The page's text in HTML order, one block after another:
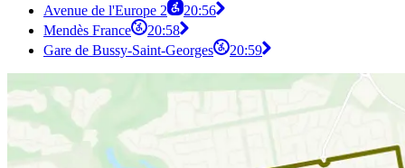
Avenue de l'Europe 2
20:56
Mendès France
20:58
Gare de Bussy-Saint-Georges
20:59